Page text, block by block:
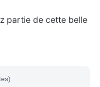
partie de cette belle